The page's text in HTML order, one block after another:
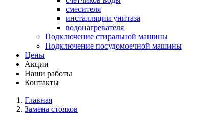
смесителя
инсталляции унитаза
водонагревателя
Подключение стиральной машины
Подключение посудомоечной машины
Цены
Акции
Наши работы
Контакты
Главная
Замена стояков